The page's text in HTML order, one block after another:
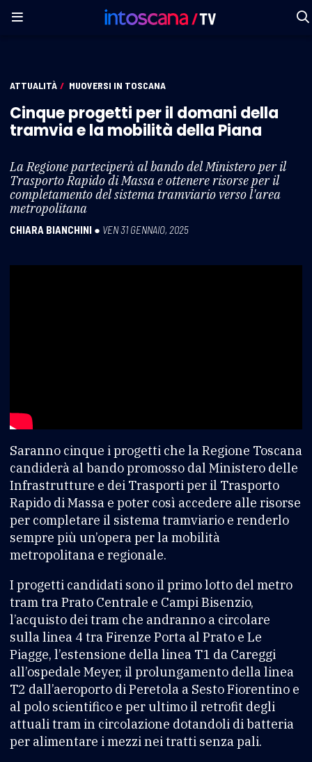
ATTUALITÀ / MUOVERSI IN TOSCANA
Cinque progetti per il domani della
tramvia e la mobilità della Piana
La Regione parteciperà al bando del Ministero per il
Trasporto Rapido di Massa e ottenere risorse per il
completamento del sistema tramviario verso l'area
metropolitana
CHIARA BIANCHINI ● VEN 31 GENNAIO, 2025
Saranno cinque i progetti che la Regione Toscana
candiderà al bando promosso dal Ministero delle
Infrastrutture e dei Trasporti per il Trasporto
Rapido di Massa e poter così accedere alle risorse
per completare il sistema tramviario e renderlo
sempre più un’opera per la mobilità
metropolitana e regionale.
I progetti candidati sono il primo lotto del metro
tram tra Prato Centrale e Campi Bisenzio,
l’acquisto dei tram che andranno a circolare
sulla linea 4 tra Firenze Porta al Prato e Le
Piagge, l’estensione della linea T1 da Careggi
all’ospedale Meyer, il prolungamento della linea
T2 dall’aeroporto di Peretola a Sesto Fiorentino e
al polo scientifico e per ultimo il retrofit degli
attuali tram in circolazione dotandoli di batteria
per alimentare i mezzi nei tratti senza pali.